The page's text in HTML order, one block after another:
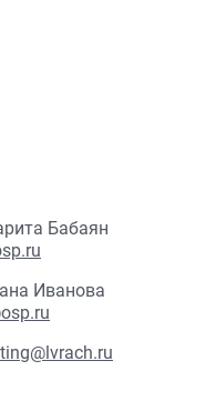
Бабаян
Иванова